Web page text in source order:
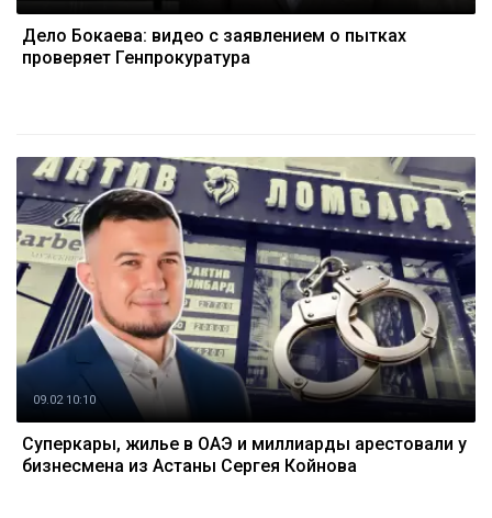
Дело Бокаева: видео с заявлением о пытках
проверяет Генпрокуратура
09.02 10:10
Суперкары, жилье в ОАЭ и миллиарды арестовали у
бизнесмена из Астаны Сергея Койнова